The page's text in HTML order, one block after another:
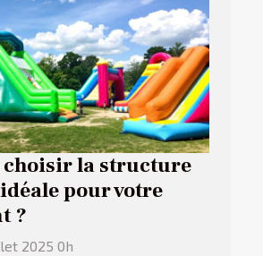
choisir la structure
pour votre
?
2025 0h